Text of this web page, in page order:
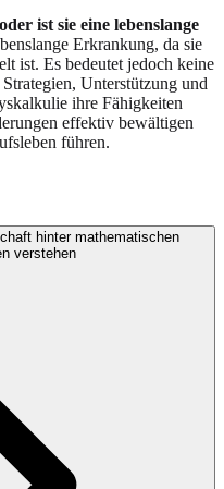
ist sie eine lebenslange
Erkrankung, da sie
ist. Es bedeutet jedoch keine
Unterstützung und
ihre Fähigkeiten
effektiv bewältigen
führen.
hinter mathematischen
verstehen